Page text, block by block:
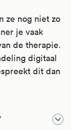
ze nog niet zo
je vaak
de therapie.
digitaal
dit dan